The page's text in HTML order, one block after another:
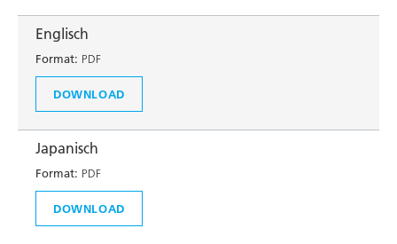
Englisch
Format: PDF
DOWNLOAD
Japanisch
Format: PDF
DOWNLOAD